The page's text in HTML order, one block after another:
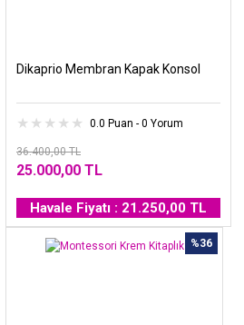
Dikaprio Membran Kapak Konsol
0.0 Puan - 0 Yorum
36.400,00 TL
25.000,00 TL
Havale Fiyatı : 21.250,00 TL
%36